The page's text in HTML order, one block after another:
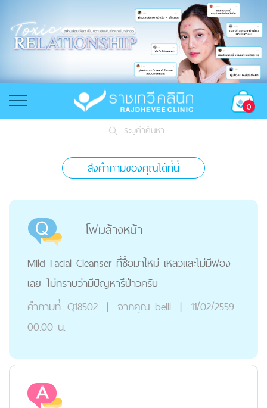
0
ระบุคำค้นหา
ส่งคำถามของคุณได้ที่นี่
โฟมล้างหน้า
Mild Facial Cleanser ที่ซื้อมาใหม่ เหลวและไม่มีฟอง
เลย ไม่ทราบว่ามีปัญหารึป่าวครับ
คำถามที่: Q18502 | จากคุณ belll | 11/02/2559
00:00 น.